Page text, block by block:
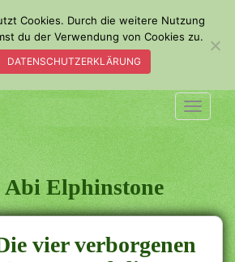
Abi Elphinstone
vier verborgenen
Cookies. Durch die weitere Nutzung
du der Verwendung von Cookies zu.
DATENSCHUTZERKLÄRUNG